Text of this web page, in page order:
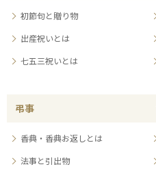
初節句と贈り物
出産祝いとは
七五三祝いとは
弔事
香典・香典お返しとは
法事と引出物